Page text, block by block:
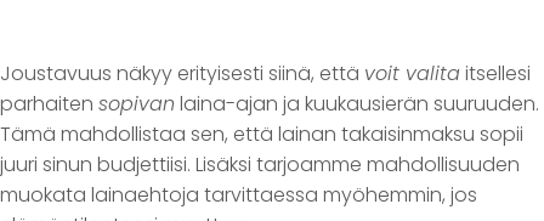
Joustavuus näkyy erityisesti siinä, että voit valitaitsellesi
parhaiten sopivan laina-ajan ja kuukausierän suuruuden.
Tämä mahdollistaa sen, että lainan takaisinmaksu sopii
juuri sinun budjettiisi. Lisäksi tarjoamme mahdollisuuden
muokata lainaehtoja tarvittaessa myöhemmin, jos